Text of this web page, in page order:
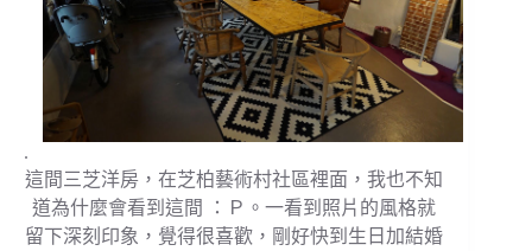
.
這間三芝洋房，在芝柏藝術村社區裡面，我也不知
道為什麼會看到這間 ：Ｐ。一看到照片的風格就
留下深刻印象，覺得很喜歡，剛好快到生日加結婚